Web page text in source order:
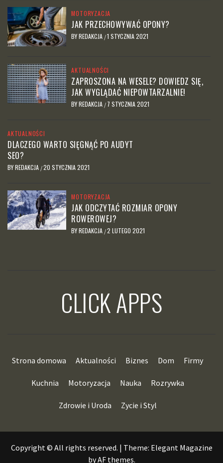
MOTORYZACJA
JAK PRZECHOWYWAĆ OPONY?
BYREDAKCJA /1 STYCZNIA 2021
AKTUALNOŚCI
ZAPROSZONA NA WESELE? DOWIEDZ SIĘ,
JAK WYGLĄDAĆ NIEPOWTARZALNIE!
BYREDAKCJA / 7 STYCZNIA 2021
AKTUALNOŚCI
DLACZEGO WARTO SIĘGNĄĆ PO AUDYT
SEO?
BYREDAKCJA /20 STYCZNIA 2021
MOTORYZACJA
JAK ODCZYTAĆ ROZMIAR OPONY
ROWEROWEJ?
BYREDAKCJA /2 LUTEGO 2021
CLICK APPS
Strona domowa Aktualności Biznes Dom Firmy
Kuchnia Motoryzacja Nauka Rozrywka
Zdrowie i Uroda Zycie i Styl
Copyright © All rights reserved. | Theme: Elegant Magazine
byAF themes.